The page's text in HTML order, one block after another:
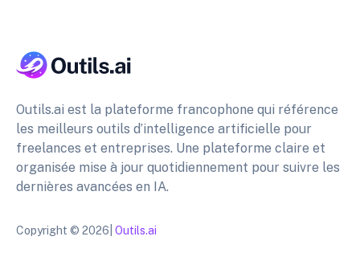
Outils.ai est la plateforme francophone qui référence
les meilleurs outils d’intelligence artificielle pour
freelances et entreprises. Une plateforme claire et
organisée mise à jour quotidiennement pour suivre les
dernières avancées en IA.
Copyright © 2026| Outils.ai